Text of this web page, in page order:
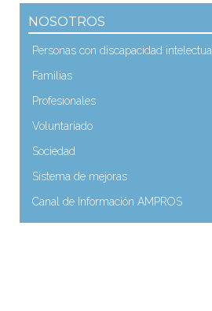
NOSOTROS
Personas con discapacidad intelectual
Familias
Profesionales
Voluntariado
Sociedad
Sistema de mejoras
Canal de Información AMPROS